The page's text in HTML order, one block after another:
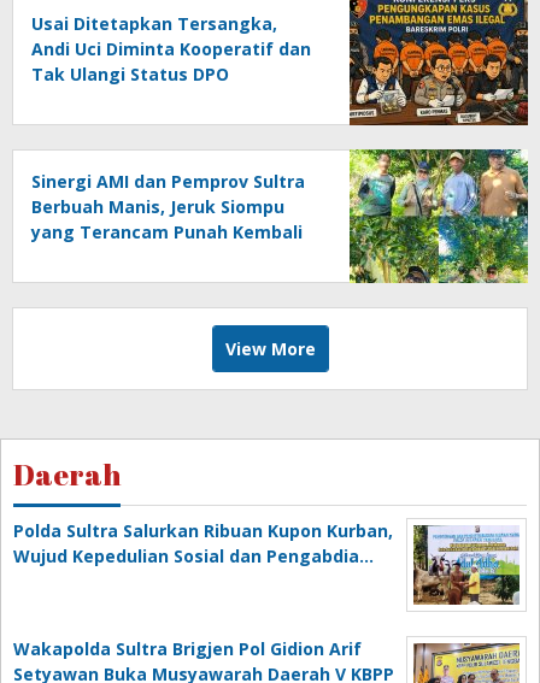
Usai Ditetapkan Tersangka,
Andi Uci Diminta Kooperatif dan
Tak Ulangi Status DPO
Sinergi AMI dan Pemprov Sultra
Berbuah Manis, Jeruk Siompu
yang Terancam Punah Kembali
View More
Daerah
Polda Sultra Salurkan Ribuan Kupon Kurban,
Wujud Kepedulian Sosial dan Pengabdia…
Wakapolda Sultra Brigjen Pol Gidion Arif
Setyawan Buka Musyawarah Daerah V KBPP